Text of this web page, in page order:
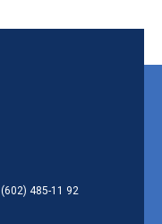
(602) 485-11 92